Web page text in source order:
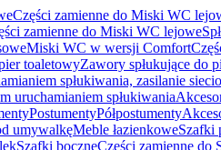
Części zamienne do Miski WC
zamienne do Miski WC lejowe
Miski WC w wersji Comfort
toaletowyZawory spłukujące do
spłukiwania, zasilanie
uruchamianiem spłukiwania
PostumentyPółpostumenty
umywalkęMeble łazienkoweSzafki
Szafki boczneCzęści zamienne do